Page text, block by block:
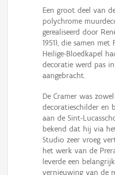
Een groot deel van
polychrome
gerealiseerd door
1951), die samen met
Heilige-Bloedkapel
decoratie werd pas
aangebracht.
De Cramer was
decoratieschilder en
aan de Sint-
bekend dat hij via
Studio zeer vroeg
het werk van de
leverde een
vernieuwing van de